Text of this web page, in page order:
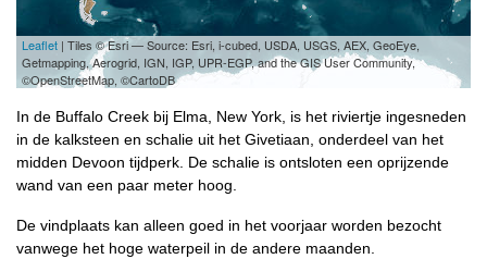
Leaflet | Tiles © Esri — Source: Esri, i-cubed, USDA, USGS, AEX, GeoEye,
Getmapping, Aerogrid, IGN, IGP, UPR-EGP, and the GIS User Community,
©OpenStreetMap, ©CartoDB
In de Buffalo Creek bij Elma, New York, is het riviertje ingesneden
in de kalksteen en schalie uit het Givetiaan, onderdeel van het
midden Devoon tijdperk. De schalie is ontsloten een oprijzende
wand van een paar meter hoog.
De vindplaats kan alleen goed in het voorjaar worden bezocht
vanwege het hoge waterpeil in de andere maanden.